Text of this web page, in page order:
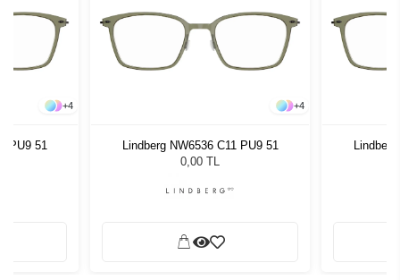
+4
PU9 51
+4
Lindberg NW6536 C11 PU9 51
0,00 TL